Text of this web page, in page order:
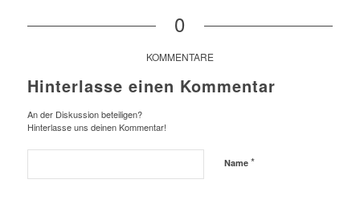
0
KOMMENTARE
Hinterlasse einen Kommentar
An der Diskussion beteiligen?
Hinterlasse uns deinen Kommentar!
Name *